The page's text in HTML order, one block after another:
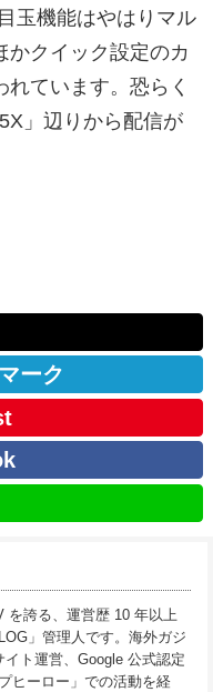
玉機能はやはりマル
かクイック設定のカ
ています。恐らく
」辺りから配信が
ーク
を誇る、運営歴 10 年以上
」管理人です。海外ガジ
ト運営、Google 公式認定
ヒーロー」での活動を経